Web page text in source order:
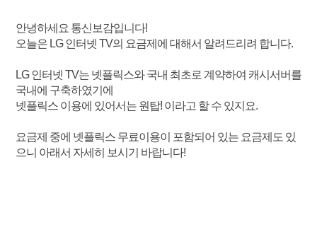
안녕하세요 통신보감입니다!
오늘은 LG 인터넷 TV의 요금제에 대해서 알려드리려 합니다.
LG 인터넷 TV는 넷플릭스와 국내 최초로 계약하여 캐시서버를
국내에 구축하였기에
넷플릭스 이용에 있어서는 원탑! 이라고 할 수 있지요.
요금제 중에 넷플릭스 무료이용이 포함되어 있는 요금제도 있
으니 아래서 자세히 보시기 바랍니다!